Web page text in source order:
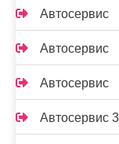
Автосервис
Автосервис
Автосервис
Автосервис